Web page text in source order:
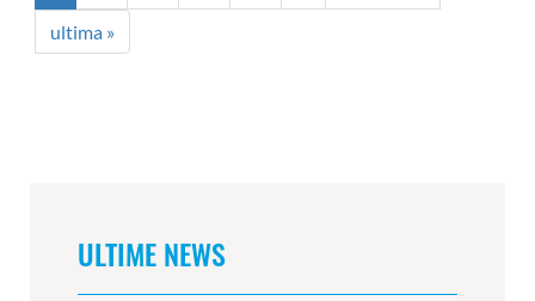
ultima »
ULTIME NEWS